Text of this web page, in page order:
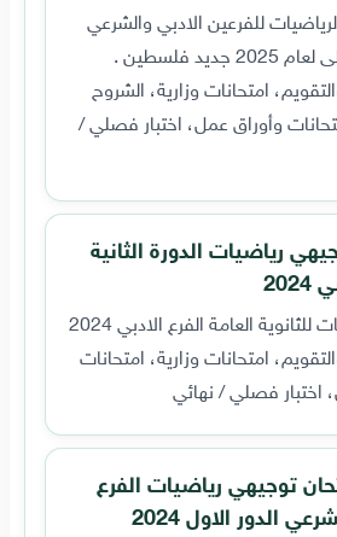
للفرعين الادبي والشرعي
فلسطين .
امتحانات وزارية، الشروح
وأوراق عمل، اختبار فصلي /
رياضيات الدورة الثانية
للثانوية العامة الفرع الادبي 2024
امتحانات وزارية، امتحانات
اختبار فصلي / نهائي
توجيهي رياضيات الفرع
الدور الاول 2024